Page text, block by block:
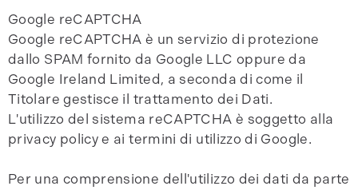
Google reCAPTCHA
Google reCAPTCHA è un servizio di protezione
dallo SPAM fornito da Google LLC oppure da
Google Ireland Limited, a seconda di come il
Titolare gestisce il trattamento dei Dati.
L'utilizzo del sistema reCAPTCHA è soggetto alla
privacy policy e ai termini di utilizzo di Google.
Per una comprensione dell'utilizzo dei dati da parte